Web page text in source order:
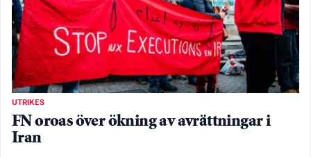
UTRIKES
FN oroas över ökning av avrättningar i
Iran